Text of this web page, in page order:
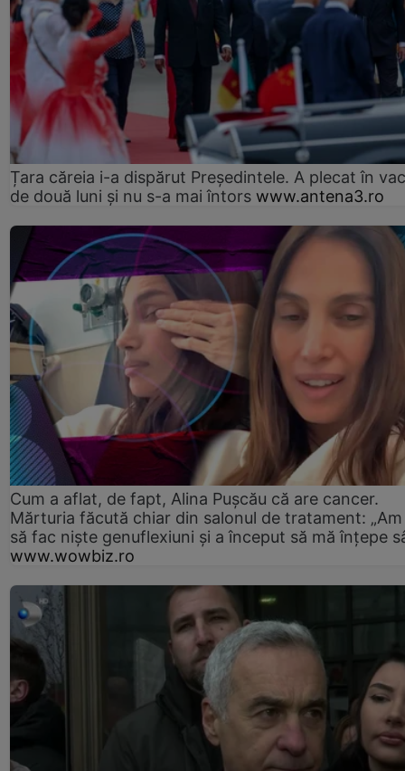
Țara căreia i-a dispărut Președintele. A plecat în
de două luni și nu s-a mai întors www.antena3.ro
Cum a aflat, de fapt, Alina Pușcău că are cancer.
Mărturia făcută chiar din salonul de tratament:
să fac niște genuflexiuni și a început să mă înțepe
www.wowbiz.ro